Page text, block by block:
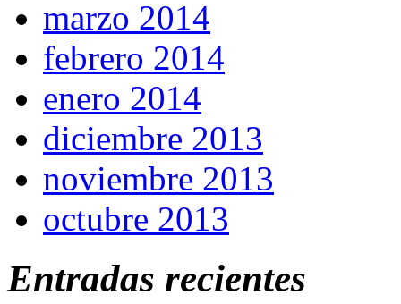
marzo 2014
febrero 2014
enero 2014
diciembre 2013
noviembre 2013
octubre 2013
Entradas recientes